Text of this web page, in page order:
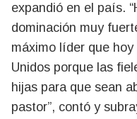
expandió en el país.
dominación muy
máximo líder que
Unidos porque las
hijas para que sean
pastor”, contó y